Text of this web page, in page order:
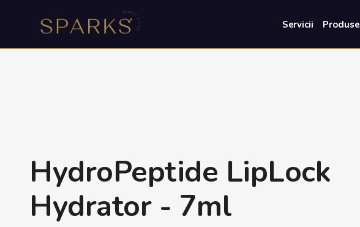
Servicii Produse
HydroPeptide LipLock
Hydrator - 7ml